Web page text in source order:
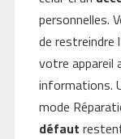
personnelles.
de restreindre
votre appareil
informations.
mode
défaut